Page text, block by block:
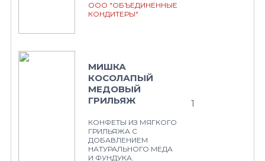
ООО "ОБЪЕДИНЕННЫЕ
КОНДИТЕРЫ"
МИШКА
КОСОЛАПЫЙ
МЕДОВЫЙ
ГРИЛЬЯЖ
КОНФЕТЫ ИЗ МЯГКОГО
ГРИЛЬЯЖА С
ДОБАВЛЕНИЕМ
НАТУРАЛЬНОГО МЕДА
И ФУНДУКА.
1